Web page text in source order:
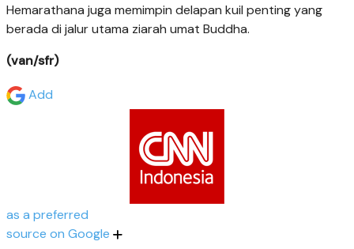
Hemarathana juga memimpin delapan kuil penting yang
berada di jalur utama ziarah umat Buddha.
(van/sfr)
Add
as a preferred
source on Google